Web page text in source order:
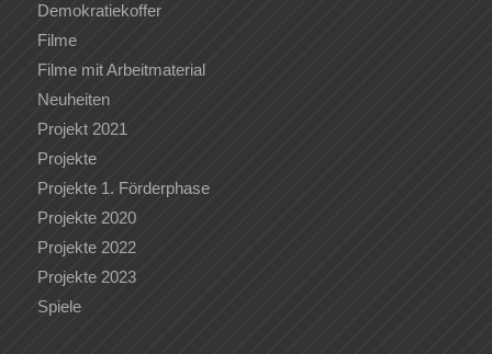
Demokratiekoffer
Filme
Filme mit Arbeitmaterial
Neuheiten
Projekt 2021
Projekte
Projekte 1. Förderphase
Projekte 2020
Projekte 2022
Projekte 2023
Spiele